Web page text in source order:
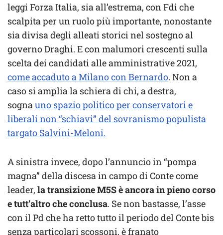
leggi Forza Italia, sia all’estrema, con Fdi che
scalpita per un ruolo più importante, nonostante
sia divisa degli alleati storici nel sostegno al
governo Draghi. E con malumori crescenti sulla
scelta dei candidati alle amministrative 2021,
come accaduto a Milano con Bernardo. Non a
caso si amplia la schiera di chi, a destra,
sognauno spazio politico per conservatori e
liberali non “schiavi” del sovranismo populista
targato Salvini-Meloni.
A sinistra invece, dopo l’annuncio in “pompa
magna” della discesa in campo di Conte come
leader, la transizione M5S è ancora in pieno corso
e tutt’altro che conclusa. Se non bastasse, l’asse
con il Pd che ha retto tutto il periodo del Conte bis
senza particolari scossoni, è franato